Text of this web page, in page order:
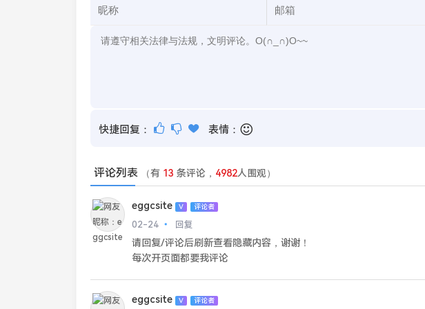
快捷回复： 表情：
评论列表 （有 13 条评论， 4982人围观）
eggcsite V 评论者
02-24
回复
请回复/评论后刷新查看隐藏内容，谢谢！
每次开页面都要我评论
eggcsite V 评论者